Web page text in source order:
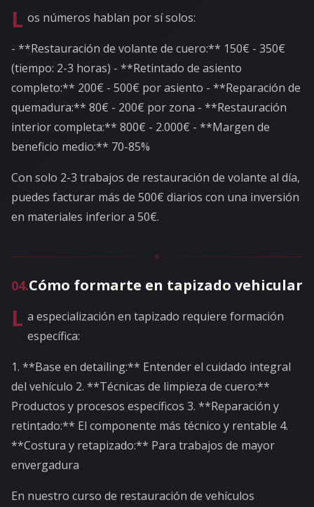
L os números hablan por sí solos:
- **Restauración de volante de cuero:** 150€ - 350€
(tiempo: 2-3 horas) - **Retintado de asiento
completo:** 200€ - 500€ por asiento - **Reparación de
quemadura:** 80€ - 200€ por zona - **Restauración
interior completa:** 800€ - 2.000€ - **Margen de
beneficio medio:** 70-85%
Con solo 2-3 trabajos de restauración de volante al día,
puedes facturar más de 500€ diarios con una inversión
en materiales inferior a 50€.
04.Cómo formarte en tapizado vehicular
L a especialización en tapizado requiere formación
específica:
1. **Base en detailing:** Entender el cuidado integral
del vehículo 2. **Técnicas de limpieza de cuero:**
Productos y procesos específicos 3. **Reparación y
retintado:** El componente más técnico y rentable 4.
**Costura y retapizado:** Para trabajos de mayor
envergadura
En nuestro curso de restauración de vehículos